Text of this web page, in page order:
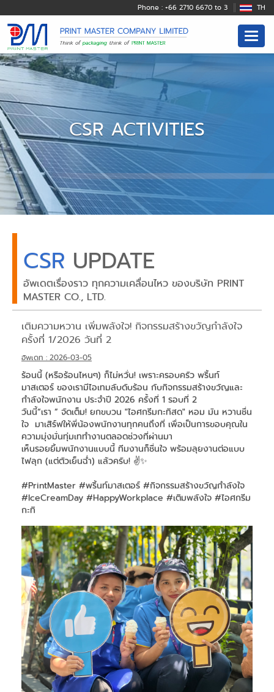
Phone : +66 2710 6670 to 3 TH
CSR ACTIVITIES
CSR UPDATE
อัพเดตเรื่องราว ทุกความเคลื่อนไหว ของบริษัท PRINT
MASTER CO., LTD.
เติมความหวาน เพิ่มพลังใจ! กิจกรรมสร้างขวัญกำลังใจ
ครั้งที่ 1/2026 วันที่ 2
อัพเดท : 2026-03-05
ร้อนนี้ (หรือร้อนไหนๆ) ก็ไม่หวั่น! เพราะครอบครัว พริ้นท์
มาสเตอร์ ของเรามีไอเทมลับดับร้อน กับกิจกรรมสร้างขวัญและ
กำลังใจพนักงาน ประจำปี 2026 ครั้งที่ 1 รอบที่ 2
วันนี้“เรา ” จัดเต็ม! ยกขบวน "ไอศกรีมกะทิสด" หอม มัน หวานชื่น
ใจ มาเสิร์ฟให้พี่น้องพนักงานทุกคนถึงที่ เพื่อเป็นการขอบคุณใน
ความมุ่งมั่นทุ่มเททำงานตลอดช่วงที่ผ่านมา
เห็นรอยยิ้มพนักงานแบบนี้ ทีมงานก็ชื่นใจ พร้อมลุยงานต่อแบบ
ไฟลุก (แต่ตัวเย็นฉ่ำ) แล้วครับ! ✌️✨
#PrintMaster #พริ้นท์มาสเตอร์ #กิจกรรมสร้างขวัญกำลังใจ
#IceCreamDay #HappyWorkplace #เติมพลังใจ #ไอศกรีม
กะทิ